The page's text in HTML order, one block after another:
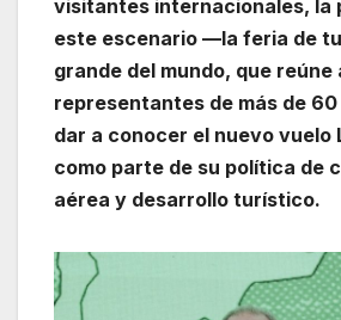
visitantes internacionales, la
este escenario —la feria de
grande del mundo, que reúne
representantes de más de
dar a conocer el nuevo vuelo
como parte de su política de
aérea y desarrollo turístico.